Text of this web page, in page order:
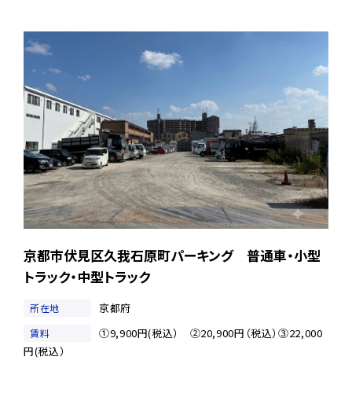
京都市伏見区久我石原町パーキング 普通車・小型
トラック・中型トラック
所在地 京都府
賃料
①9,900円(税込） ②20,900円（税込）③22,000
円(税込）